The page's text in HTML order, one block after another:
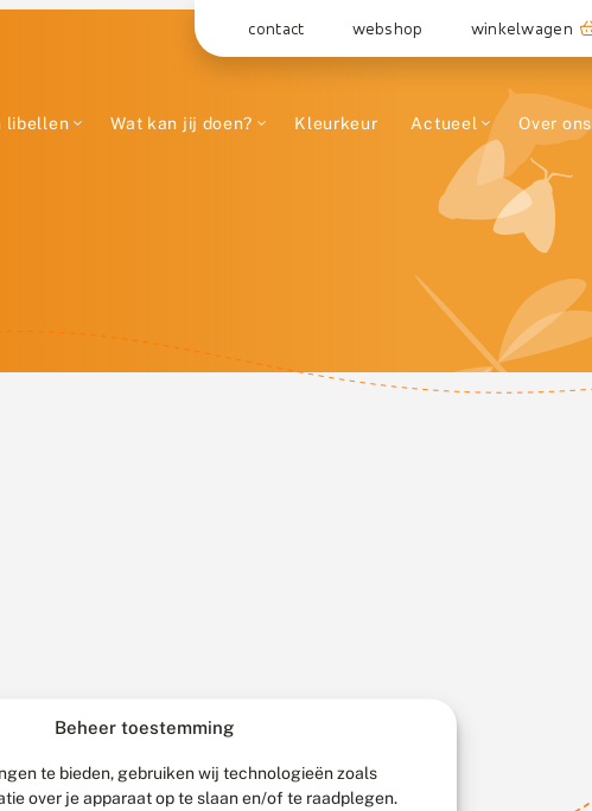
Beheer toestemming
te bieden, gebruiken wij technologieën zoals
over je apparaat op te slaan en/of te raadplegen.
contact webshop winkelwagen
libellen Wat kan jij doen? Kleurkeur Actueel Over ons